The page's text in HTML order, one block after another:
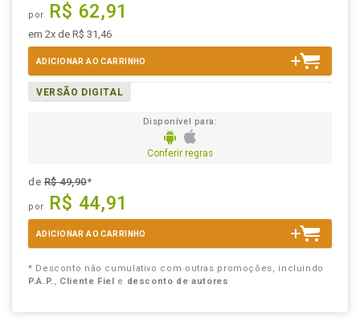
por R$ 62,91
em 2x de R$ 31,46
ADICIONAR AO CARRINHO
VERSÃO DIGITAL
Disponível para:
Conferir regras
deR$ 49,90*
por R$ 44,91
ADICIONAR AO CARRINHO
* Desconto não cumulativo com outras promoções, incluindo
P.A.P., Cliente Fiel e desconto de autores